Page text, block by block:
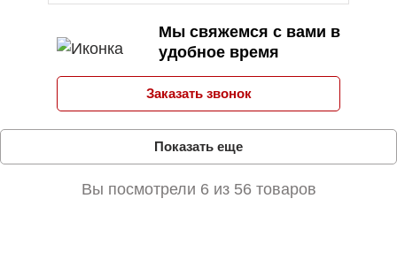
Мы свяжемся с вами в
удобное время
Заказать звонок
Показать еще
Вы посмотрели 6 из 56 товаров